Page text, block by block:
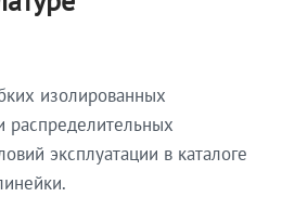
изолированных
распределительных
эксплуатации в каталоге